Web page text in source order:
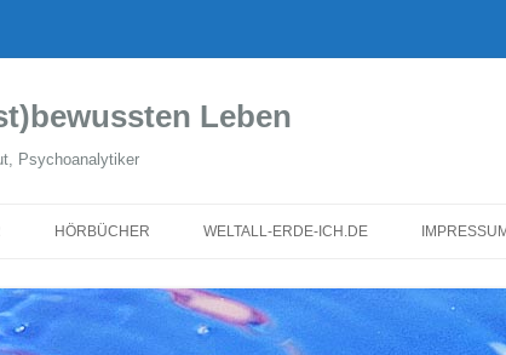
Leben
Psychoanalytiker
HÖRBÜCHER WELTALL-ERDE-ICH.DE IMPRESSUM